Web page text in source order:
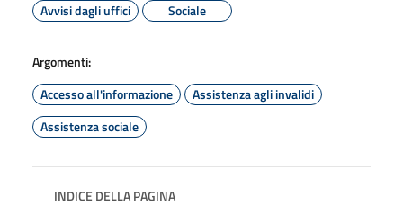
Avvisi dagli uffici
Sociale
Argomenti:
Accesso all'informazione
Assistenza agli invalidi
Assistenza sociale
INDICE DELLA PAGINA